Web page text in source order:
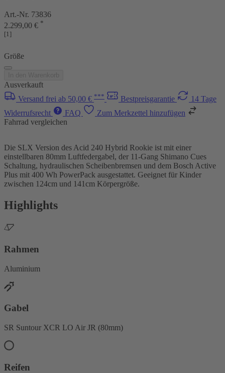
Art.-Nr. 73836
2.299,00 € *
[1]
Größe
Ausverkauft
Versand frei ab 50,00 € *** Bestpreisgarantie
14 Tage
Widerrufsrecht
FAQ
Zum Merkzettel hinzufügen
Fahrrad vergleichen
Die SLX Version des Acid 240 Hybrid Rookie ist mit einer
einstellbaren 80mm Luftfedergabel, der 11-Gang Shimano Cues
Schaltung, hydraulischen Scheibenbremsen und dem Bosch Active
Plus mit 400 Wh PowerPack ausgestattet. Geeignet für Kinder
zwischen 124cm und 141cm Körpergröße.
Highlights
Rahmen
Aluminium
Gabel
SR Suntour XCR LO Air JR (80mm)
Reifen